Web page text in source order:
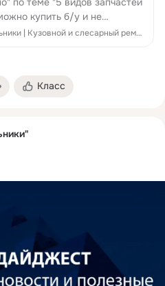
купить б/у и не
Автотехцентра Сокольники.Кузовной автотехцентр Сокольники | Кузовной и слесарный ремонт автомобилей в ВАО Москвы
Класс